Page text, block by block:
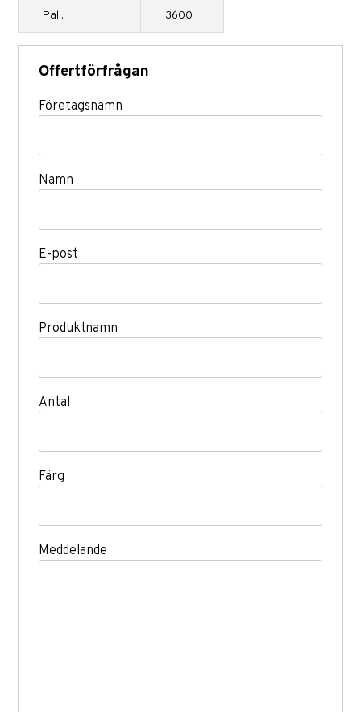
Pall: 3600
Offertförfrågan
Företagsnamn
Namn
E-post
Produktnamn
Antal
Färg
Meddelande